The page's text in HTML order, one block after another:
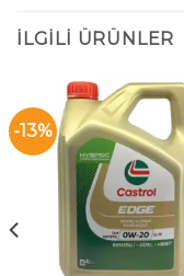
İLGILI ÜRÜNLER
-13%